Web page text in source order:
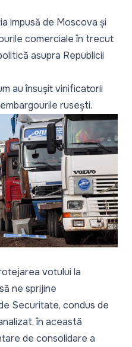
impusă de Moscova și
comerciale în trecut
asupra Republicii
au însușit vinificatorii
rusești.
votului la
ne sprijine
Securitate, condus de
în această
de consolidare a